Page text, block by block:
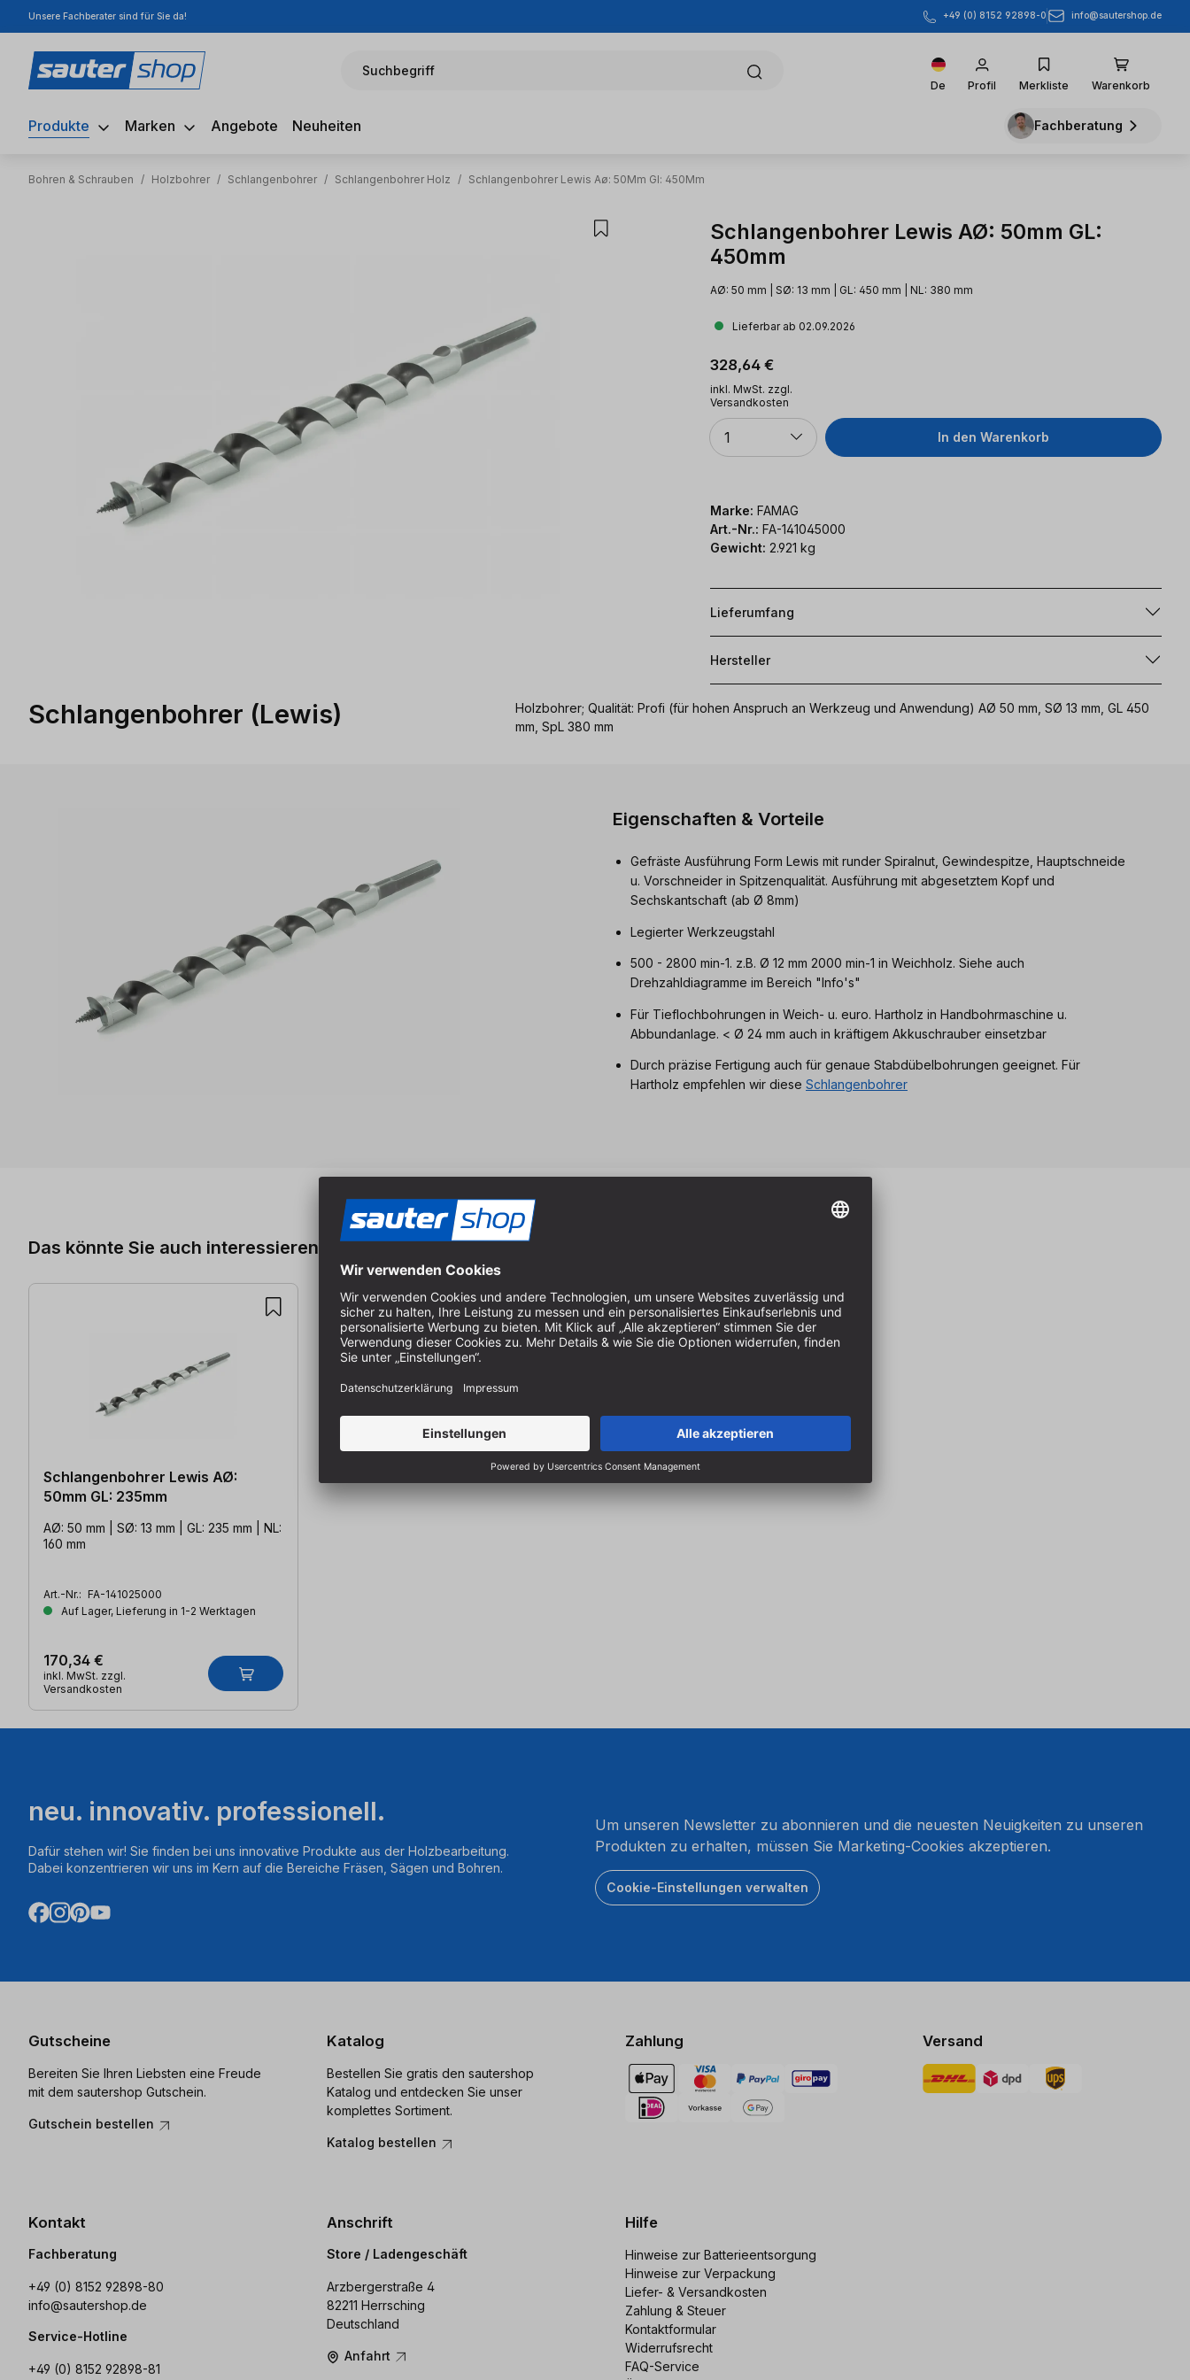
Hauptinhalt springen
Zur Suche springen
Zur Hauptnavigation springen
Unsere Fachberater sind für Sie da! +49 (0) 8152 92898-0 info@sautershop.de
Suchbegriff
De Profil Merkliste Warenkorb
Produkte Marken Angebote Neuheiten Fachberatung
Bohren & Schrauben / Holzbohrer / Schlangenbohrer / Schlangenbohrer Holz / Schlangenbohrer Lewis Aø: 50Mm Gl: 450Mm
Schlangenbohrer Lewis AØ: 50mm GL:
450mm
AØ: 50 mm | SØ: 13 mm | GL: 450 mm | NL: 380 mm
Lieferbar ab 02.09.2026
Regulärer Preis:
328,64 €
inkl. MwSt. zzgl.
Versandkosten
Anzahl
1 In den Warenkorb
Marke: FAMAG
Art.-Nr.: FA-141045000
Gewicht: 2.921 kg
Lieferumfang
Hersteller
Schlangenbohrer (Lewis)
Holzbohrer; Qualität: Profi (für hohen Anspruch an Werkzeug und Anwendung) AØ 50 mm, SØ 13 mm, GL 450
mm, SpL 380 mm
Eigenschaften & Vorteile
Gefräste Ausführung Form Lewis mit runder Spiralnut, Gewindespitze, Hauptschneide
u. Vorschneider in Spitzenqualität. Ausführung mit abgesetztem Kopf und
Sechskantschaft (ab Ø 8mm)
Legierter Werkzeugstahl
500 - 2800 min-1. z.B. Ø 12 mm 2000 min-1 in Weichholz. Siehe auch
Drehzahldiagramme im Bereich "Info's"
Für Tieflochbohrungen in Weich- u. euro. Hartholz in Handbohrmaschine u.
Abbundanlage. < Ø 24 mm auch in kräftigem Akkuschrauber einsetzbar
Durch präzise Fertigung auch für genaue Stabdübelbohrungen geeignet. Für
Hartholz empfehlen wir diese Schlangenbohrer
Das könnte Sie auch interessieren
Schlangenbohrer Lewis AØ:
50mm GL: 235mm
AØ: 50 mm | SØ: 13 mm | GL: 235 mm | NL:
160 mm
Art.-Nr.: FA-141025000
Auf Lager, Lieferung in 1-2 Werktagen
170,34 €
inkl. MwSt. zzgl.
Versandkosten
neu. innovativ. professionell.
Dafür stehen wir! Sie finden bei uns innovative Produkte aus der Holzbearbeitung.
Dabei konzentrieren wir uns im Kern auf die Bereiche Fräsen, Sägen und Bohren.
Um unseren Newsletter zu abonnieren und die neuesten Neuigkeiten zu unseren
Produkten zu erhalten, müssen Sie Marketing-Cookies akzeptieren.
Cookie-Einstellungen verwalten
Gutscheine
Bereiten Sie Ihren Liebsten eine Freude
mit dem sautershop Gutschein.
Gutschein bestellen
Katalog
Bestellen Sie gratis den sautershop
Katalog und entdecken Sie unser
komplettes Sortiment.
Katalog bestellen
Zahlung Versand
Kontakt
Fachberatung
+49 (0) 8152 92898-80
info@sautershop.de
Service-Hotline
+49 (0) 8152 92898-81
Anschrift
Store / Ladengeschäft
Arzbergerstraße 4
82211 Herrsching
Deutschland
Anfahrt
Hilfe
Hinweise zur Batterieentsorgung
Hinweise zur Verpackung
Liefer- & Versandkosten
Zahlung & Steuer
Kontaktformular
Widerrufsrecht
FAQ-Service